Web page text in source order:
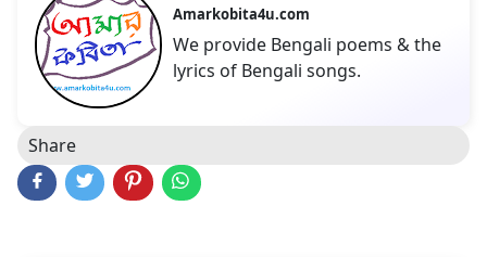
Amarkobita4u.com
We provide Bengali poems & the
lyrics of Bengali songs.
Share